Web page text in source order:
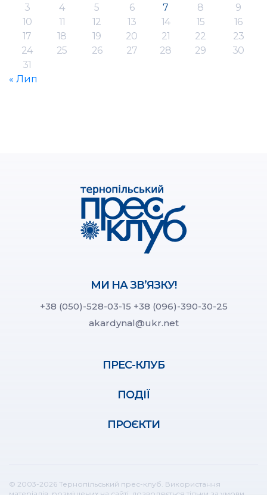
3
4 5 6 7 8
9
10
11 12 13 14 15
16
17
18 19 20 21 22
23
24
25 26 27 28 29
30
31
« Лип
МИ НА ЗВ’ЯЗКУ!
+38 (050)-528-03-15 +38 (096)-390-30-25
akardynal@ukr.net
ПРЕС-КЛУБ
ПОДІЇ
ПРОЄКТИ
© 2003-2026 Тернопільський прес-клуб. Використання